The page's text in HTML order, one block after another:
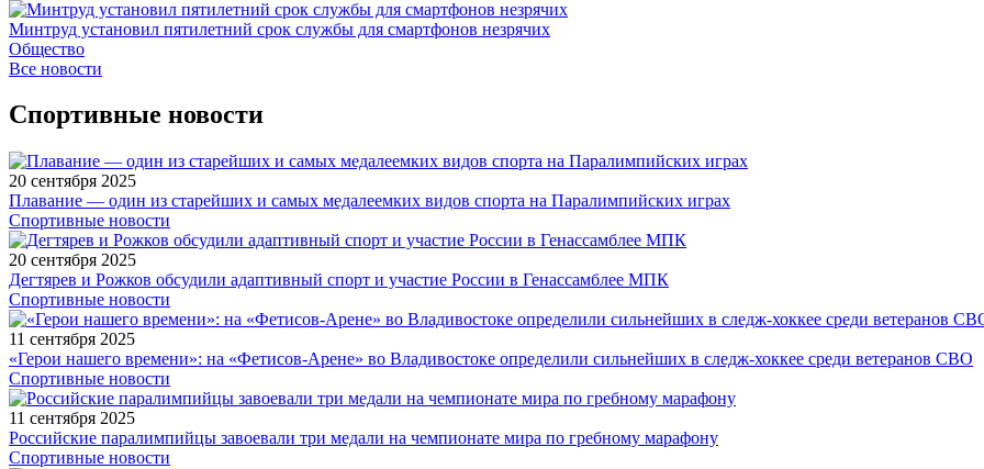
Минтруд установил пятилетний срок службы для смартфонов незрячих
Общество
Все новости
Спортивные новости
20 сентября 2025
Плавание — один из старейших и самых медалеемких видов спорта на Паралимпийских играх
Спортивные новости
20 сентября 2025
Дегтярев и Рожков обсудили адаптивный спорт и участие России в Генассамблее МПК
Спортивные новости
11 сентября 2025
«Герои нашего времени»: на «Фетисов-Арене» во Владивостоке определили сильнейших в следж-хоккее среди ветеранов СВО
Спортивные новости
11 сентября 2025
Российские паралимпийцы завоевали три медали на чемпионате мира по гребному марафону
Спортивные новости